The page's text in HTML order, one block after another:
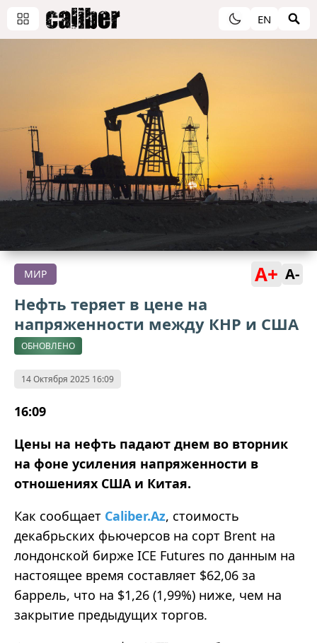
EN
МИР A+ A-
Нефть теряет в цене на
напряженности между КНР и США
ОБНОВЛЕНО
14 Октября 2025 16:09
16:09
Цены на нефть падают днем во вторник
на фоне усиления напряженности в
отношениях США и Китая.
Как сообщает Caliber.Az, стоимость
декабрьских фьючерсов на сорт Brent на
лондонской бирже ICE Futures по данным на
настоящее время составляет $62,06 за
баррель, что на $1,26 (1,99%) ниже, чем на
закрытие предыдущих торгов.